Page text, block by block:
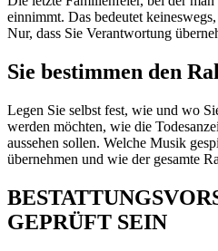
einnimmt. Das bedeutet
Nur, dass Sie Verantwortung
Sie bestimmen den
Legen Sie selbst fest, wie und wo
werden möchten, wie die
aussehen sollen. Welche Musik
übernehmen und wie der gesamte
GEPRÜFT SEIN